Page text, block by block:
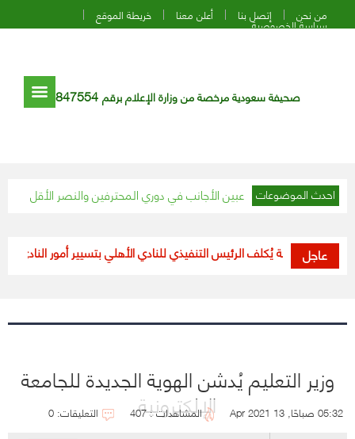
من نحن إتصل بنا أعلن معنا خريطة الموقع
سياسة الخصوصية
صحيفة سعودية مرخصة من وزارة الإعلام برقم 847554
احدث الموضوعات الأمن استفادة من اللاعبين الأجانب في دوري المحترفين والنصر الأقل
عاجل
وزير الرياضة يُكلف الرئيس التنفيذي للنادي الأهلي بتسيير أمور النادي بعد
وزير التعليم يُدشن الهوية الجديدة للجامعة
الإلكترونية 05:32 صباحًا, 13 Apr 2021 المشاهدات : 407 التعليقات: 0